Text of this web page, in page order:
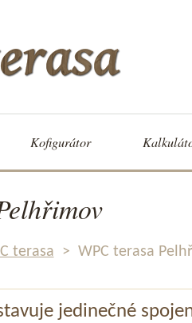
Kofigurátor
terasa > WPC terasa
jedinečné